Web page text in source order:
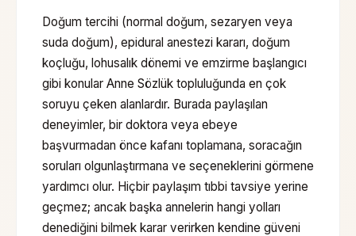
Doğum tercihi (normal doğum, sezaryen veya
suda doğum), epidural anestezi kararı, doğum
koçluğu, lohusalık dönemi ve emzirme başlangıcı
gibi konular Anne Sözlük topluluğunda en çok
soruyu çeken alanlardır. Burada paylaşılan
deneyimler, bir doktora veya ebeye
başvurmadan önce kafanı toplamana, soracağın
soruları olgunlaştırmana ve seçeneklerini görmene
yardımcı olur. Hiçbir paylaşım tıbbi tavsiye yerine
geçmez; ancak başka annelerin hangi yolları
denediğini bilmek karar verirken kendine güveni